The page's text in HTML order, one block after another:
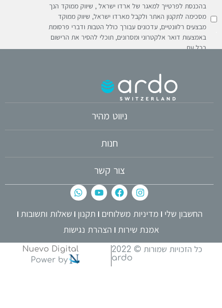
בהכנסת לפרטייך למאגר של ארדו ישראל , שיווק ממוקד הנך
מסכימה לתקנון האתר ולקבל מארדו ישראל, שיווק ממוקד
מבצעים רלוונטיים, עדכונים עבורך כולל הטבות ודברי פרסומת
באמצעות דואר אלקטרוני ומסרונים, תוכלי להסיר את הרישום
בכל עת
ניווט מהיר
חנות
צור קשר
החשבון שלי מדיניות משלוחים תקנון
שאלות ותשובות
אמנת שירות
הצהרת נגישות
כל הזכויות שמורות © 2022
ardo
Power by
Nuevo Digital